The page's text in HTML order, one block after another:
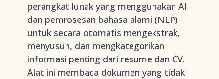
perangkat lunak yang menggunakan AI
dan pemrosesan bahasa alami (NLP)
untuk secara otomatis mengekstrak,
menyusun, dan mengkategorikan
informasi penting dari resume dan CV.
Alat ini membaca dokumen yang tidak